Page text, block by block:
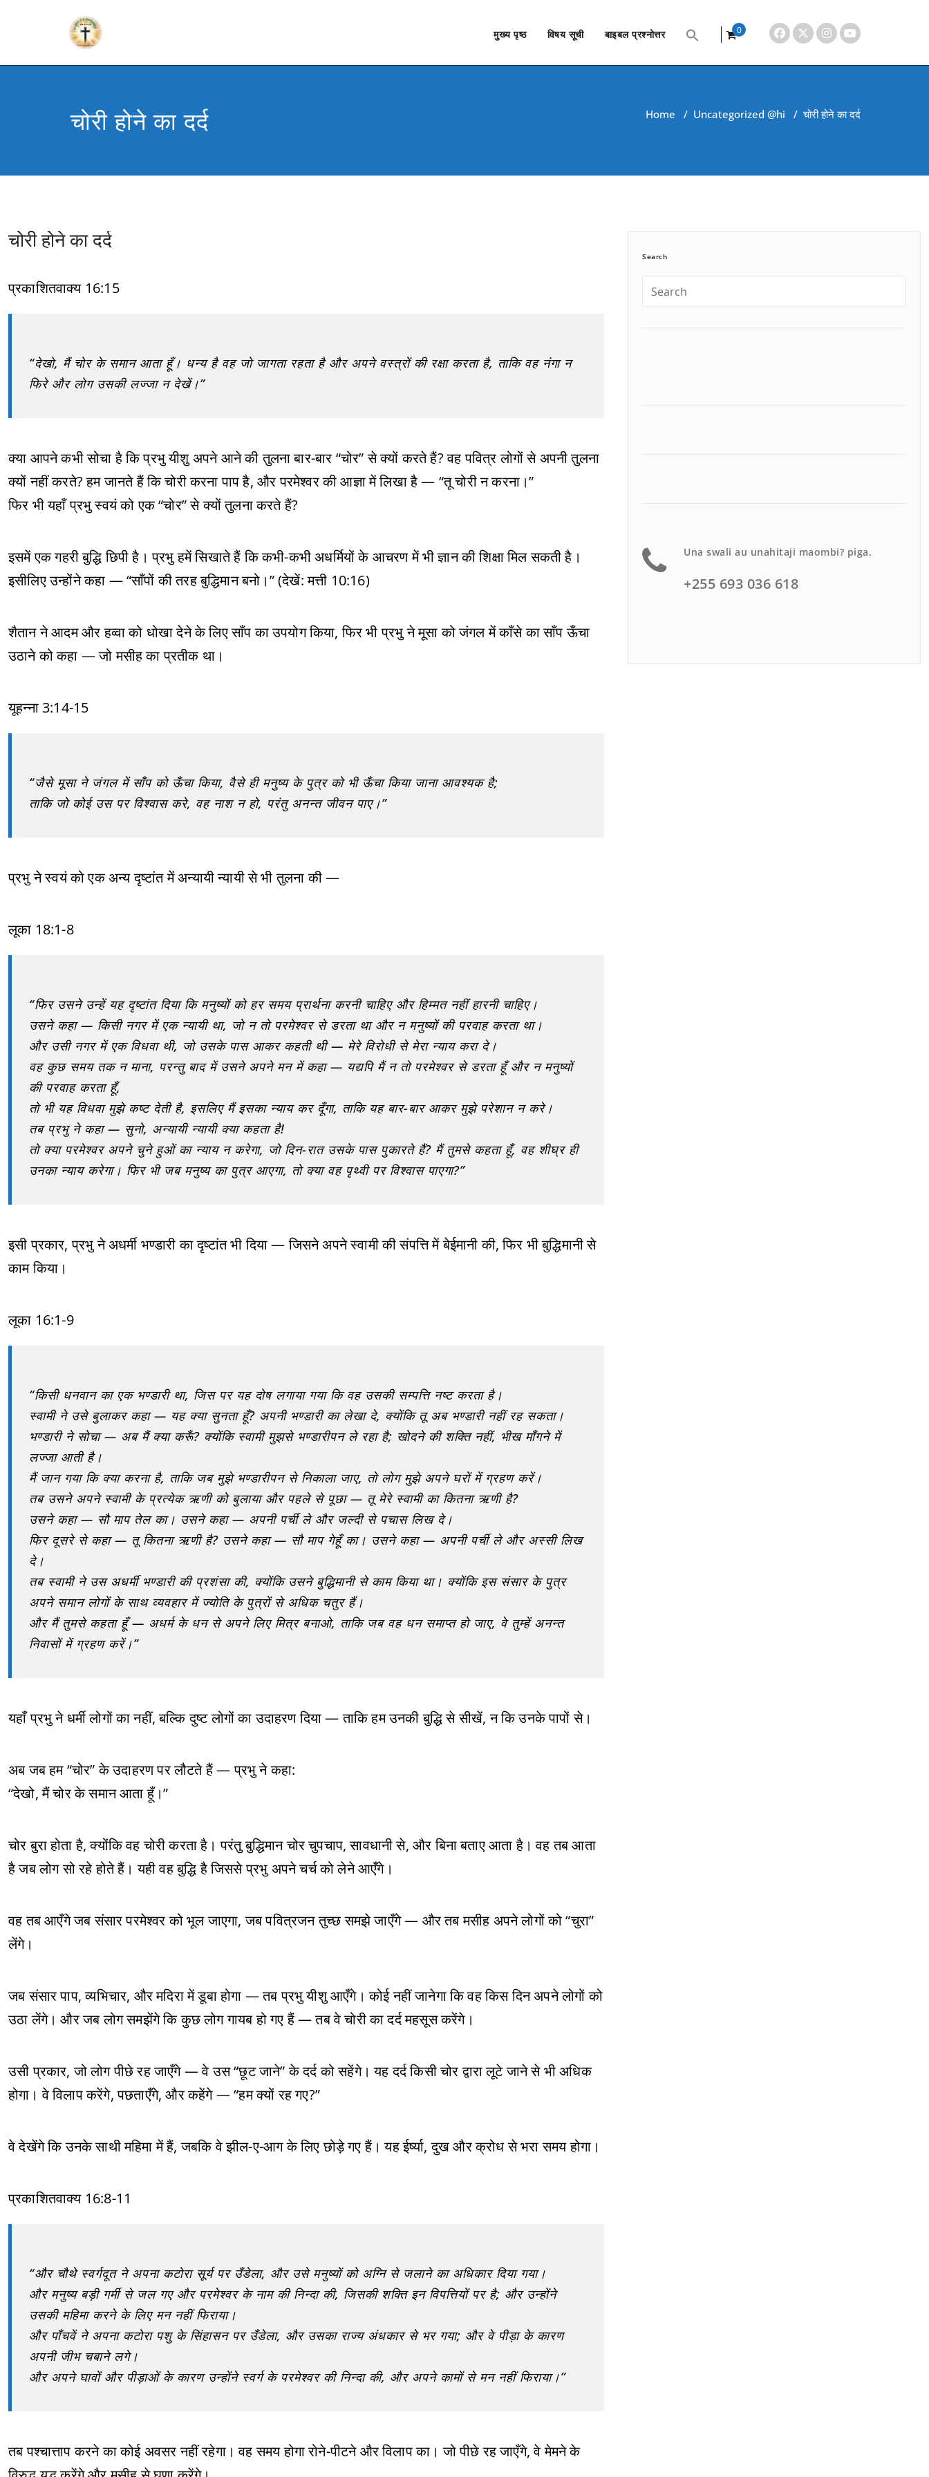
मुख्य पृष्ठ विषय सूची बाइबल प्रश्नोत्तर
0
चोरी होने का दर्द Home / Uncategorized @hi /चोरी होने का दर्द
चोरी होने का दर्द
प्रकाशितवाक्य 16:15
“देखो, मैं चोर के समान आता हूँ। धन्य है वह जो जागता रहता है और अपने वस्त्रों की रक्षा करता है, ताकि वह नंगा न
फिरे और लोग उसकी लज्जा न देखें।”
क्या आपने कभी सोचा है कि प्रभु यीशु अपने आने की तुलना बार-बार “चोर” से क्यों करते हैं? वह पवित्र लोगों से अपनी तुलना
क्यों नहीं करते? हम जानते हैं कि चोरी करना पाप है, और परमेश्वर की आज्ञा में लिखा है — “तू चोरी न करना।”
फिर भी यहाँ प्रभु स्वयं को एक “चोर” से क्यों तुलना करते हैं?
इसमें एक गहरी बुद्धि छिपी है। प्रभु हमें सिखाते हैं कि कभी-कभी अधर्मियों के आचरण में भी ज्ञान की शिक्षा मिल सकती है।
इसीलिए उन्होंने कहा — “साँपों की तरह बुद्धिमान बनो।” (देखें: मत्ती 10:16)
शैतान ने आदम और हव्वा को धोखा देने के लिए साँप का उपयोग किया, फिर भी प्रभु ने मूसा को जंगल में काँसे का साँप ऊँचा
उठाने को कहा — जो मसीह का प्रतीक था।
यूहन्ना 3:14-15
“जैसे मूसा ने जंगल में साँप को ऊँचा किया, वैसे ही मनुष्य के पुत्र को भी ऊँचा किया जाना आवश्यक है;
ताकि जो कोई उस पर विश्वास करे, वह नाश न हो, परंतु अनन्त जीवन पाए।”
प्रभु ने स्वयं को एक अन्य दृष्टांत में अन्यायी न्यायी से भी तुलना की —
लूका 18:1-8
“फिर उसने उन्हें यह दृष्टांत दिया कि मनुष्यों को हर समय प्रार्थना करनी चाहिए और हिम्मत नहीं हारनी चाहिए।
उसने कहा — किसी नगर में एक न्यायी था, जो न तो परमेश्वर से डरता था और न मनुष्यों की परवाह करता था।
और उसी नगर में एक विधवा थी, जो उसके पास आकर कहती थी — मेरे विरोधी से मेरा न्याय करा दे।
वह कुछ समय तक न माना, परन्तु बाद में उसने अपने मन में कहा — यद्यपि मैं न तो परमेश्वर से डरता हूँ और न मनुष्यों
की परवाह करता हूँ,
तो भी यह विधवा मुझे कष्ट देती है, इसलिए मैं इसका न्याय कर दूँगा, ताकि यह बार-बार आकर मुझे परेशान न करे।
तब प्रभु ने कहा — सुनो, अन्यायी न्यायी क्या कहता है!
तो क्या परमेश्वर अपने चुने हुओं का न्याय न करेगा, जो दिन-रात उसके पास पुकारते हैं? मैं तुमसे कहता हूँ, वह शीघ्र ही
उनका न्याय करेगा। फिर भी जब मनुष्य का पुत्र आएगा, तो क्या वह पृथ्वी पर विश्वास पाएगा?”
इसी प्रकार, प्रभु ने अधर्मी भण्डारी का दृष्टांत भी दिया — जिसने अपने स्वामी की संपत्ति में बेईमानी की, फिर भी बुद्धिमानी से
काम किया।
लूका 16:1-9
“किसी धनवान का एक भण्डारी था, जिस पर यह दोष लगाया गया कि वह उसकी सम्पत्ति नष्ट करता है।
स्वामी ने उसे बुलाकर कहा — यह क्या सुनता हूँ? अपनी भण्डारी का लेखा दे, क्योंकि तू अब भण्डारी नहीं रह सकता।
भण्डारी ने सोचा — अब मैं क्या करूँ? क्योंकि स्वामी मुझसे भण्डारीपन ले रहा है; खोदने की शक्ति नहीं, भीख माँगने में
लज्जा आती है।
मैं जान गया कि क्या करना है, ताकि जब मुझे भण्डारीपन से निकाला जाए, तो लोग मुझे अपने घरों में ग्रहण करें।
तब उसने अपने स्वामी के प्रत्येक ऋणी को बुलाया और पहले से पूछा — तू मेरे स्वामी का कितना ऋणी है?
उसने कहा — सौ माप तेल का। उसने कहा — अपनी पर्ची ले और जल्दी से पचास लिख दे।
फिर दूसरे से कहा — तू कितना ऋणी है? उसने कहा — सौ माप गेहूँ का। उसने कहा — अपनी पर्ची ले और अस्सी लिख
दे।
तब स्वामी ने उस अधर्मी भण्डारी की प्रशंसा की, क्योंकि उसने बुद्धिमानी से काम किया था। क्योंकि इस संसार के पुत्र
अपने समान लोगों के साथ व्यवहार में ज्योति के पुत्रों से अधिक चतुर हैं।
और मैं तुमसे कहता हूँ — अधर्म के धन से अपने लिए मित्र बनाओ, ताकि जब वह धन समाप्त हो जाए, वे तुम्हें अनन्त
निवासों में ग्रहण करें।”
यहाँ प्रभु ने धर्मी लोगों का नहीं, बल्कि दुष्ट लोगों का उदाहरण दिया — ताकि हम उनकी बुद्धि से सीखें, न कि उनके पापों से।
अब जब हम “चोर” के उदाहरण पर लौटते हैं — प्रभु ने कहा:
“देखो, मैं चोर के समान आता हूँ।”
चोर बुरा होता है, क्योंकि वह चोरी करता है। परंतु बुद्धिमान चोर चुपचाप, सावधानी से, और बिना बताए आता है। वह तब आता
है जब लोग सो रहे होते हैं। यही वह बुद्धि है जिससे प्रभु अपने चर्च को लेने आएँगे।
वह तब आएँगे जब संसार परमेश्वर को भूल जाएगा, जब पवित्रजन तुच्छ समझे जाएँगे — और तब मसीह अपने लोगों को “चुरा”
लेंगे।
जब संसार पाप, व्यभिचार, और मदिरा में डूबा होगा — तब प्रभु यीशु आएँगे। कोई नहीं जानेगा कि वह किस दिन अपने लोगों को
उठा लेंगे। और जब लोग समझेंगे कि कुछ लोग गायब हो गए हैं — तब वे चोरी का दर्द महसूस करेंगे।
उसी प्रकार, जो लोग पीछे रह जाएँगे — वे उस “छूट जाने” के दर्द को सहेंगे। यह दर्द किसी चोर द्वारा लूटे जाने से भी अधिक
होगा। वे विलाप करेंगे, पछताएँगे, और कहेंगे — “हम क्यों रह गए?”
वे देखेंगे कि उनके साथी महिमा में हैं, जबकि वे झील-ए-आग के लिए छोड़े गए हैं। यह ईर्ष्या, दुख और क्रोध से भरा समय होगा।
प्रकाशितवाक्य 16:8-11
“और चौथे स्वर्गदूत ने अपना कटोरा सूर्य पर उँडेला, और उसे मनुष्यों को अग्नि से जलाने का अधिकार दिया गया।
और मनुष्य बड़ी गर्मी से जल गए और परमेश्वर के नाम की निन्दा की, जिसकी शक्ति इन विपत्तियों पर है; और उन्होंने
उसकी महिमा करने के लिए मन नहीं फिराया।
और पाँचवें ने अपना कटोरा पशु के सिंहासन पर उँडेला, और उसका राज्य अंधकार से भर गया; और वे पीड़ा के कारण
अपनी जीभ चबाने लगे।
और अपने घावों और पीड़ाओं के कारण उन्होंने स्वर्ग के परमेश्वर की निन्दा की, और अपने कामों से मन नहीं फिराया।”
तब पश्चात्ताप करने का कोई अवसर नहीं रहेगा। वह समय होगा रोने-पीटने और विलाप का। जो पीछे रह जाएँगे, वे मेमने के
Search
Una swali au unahitaji maombi? piga.
+255 693 036 618